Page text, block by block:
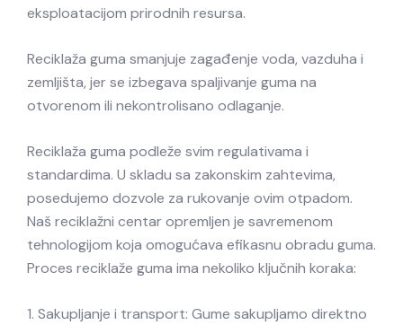
eksploatacijom prirodnih resursa.
Reciklaža guma smanjuje zagađenje voda, vazduha i
zemljišta, jer se izbegava spaljivanje guma na
otvorenom ili nekontrolisano odlaganje.
Reciklaža guma podleže svim regulativama i
standardima. U skladu sa zakonskim zahtevima,
posedujemo dozvole za rukovanje ovim otpadom.
Naš reciklažni centar opremljen je savremenom
tehnologijom koja omogućava efikasnu obradu guma.
Proces reciklaže guma ima nekoliko ključnih koraka:
1. Sakupljanje i transport: Gume sakupljamo direktno